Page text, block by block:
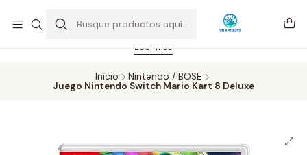
Feriado 21-05-2026 atención hasta las 14 hrs. Envío GRATIS mismo
día solo área Metropolitana Santiago por compras desde CLP 39.900.
Pedidos hasta 16 hrs., sábados y domingos hasta 14 hrs.
Leer más
Inicio
Nintendo / BOSE
Juego Nintendo Switch Mario Kart 8 Deluxe